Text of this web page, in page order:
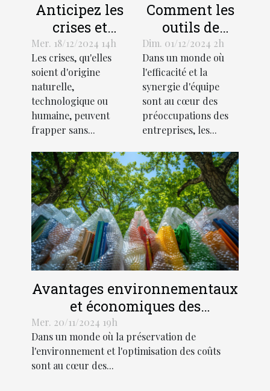
Anticipez les
crises et
limitez leurs
impacts avec
un plan de
gestion
adapté !
Mer. 18/12/2024 14h
Les crises, qu'elles
soient d'origine
naturelle,
technologique ou
humaine, peuvent
frapper sans...
Comment les
outils de
gestion de
projet
favorisent la
collaboration
productive
Dim. 01/12/2024 2h
Dans un monde où
l'efficacité et la
synergie d'équipe
sont au cœur des
préoccupations des
entreprises, les...
Avantages environnementaux
et économiques des
enveloppes à bulles dans
l'expédition
Mer. 20/11/2024 19h
Dans un monde où la préservation de
l'environnement et l'optimisation des coûts
sont au cœur des...